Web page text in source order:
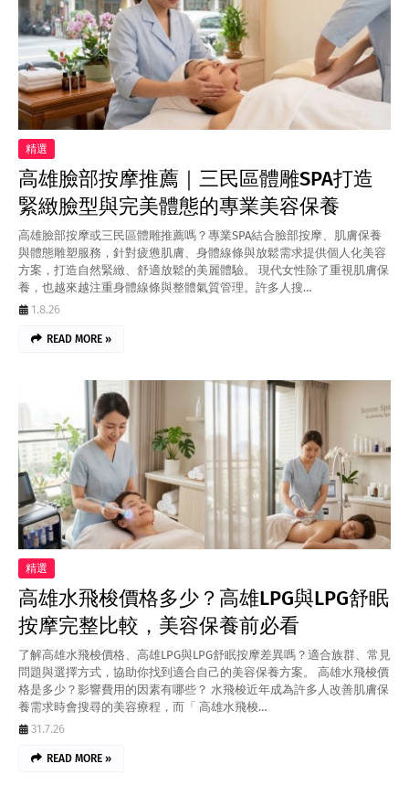
精選
高雄臉部按摩推薦｜三民區體雕SPA打造
緊緻臉型與完美體態的專業美容保養
高雄臉部按摩或三民區體雕推薦嗎？專業SPA結合臉部按摩、肌膚保養
與體態雕塑服務，針對疲憊肌膚、身體線條與放鬆需求提供個人化美容
方案，打造自然緊緻、舒適放鬆的美麗體驗。 現代女性除了重視肌膚保
養，也越來越注重身體線條與整體氣質管理。許多人搜…
1.8.26
READ MORE »
精選
高雄水飛梭價格多少？高雄LPG與LPG舒眠
按摩完整比較，美容保養前必看
了解高雄水飛梭價格、高雄LPG與LPG舒眠按摩差異嗎？適合族群、常見
問題與選擇方式，協助你找到適合自己的美容保養方案。 高雄水飛梭價
格是多少？影響費用的因素有哪些？ 水飛梭近年成為許多人改善肌膚保
養需求時會搜尋的美容療程，而「 高雄水飛梭…
31.7.26
READ MORE »